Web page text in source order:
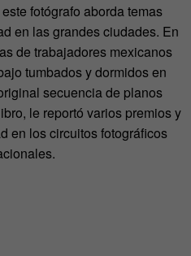
fotógrafo aborda temas
en las grandes ciudades. En
de trabajadores mexicanos
tumbados y dormidos en
secuencia de planos
le reportó varios premios y
en los circuitos fotográficos